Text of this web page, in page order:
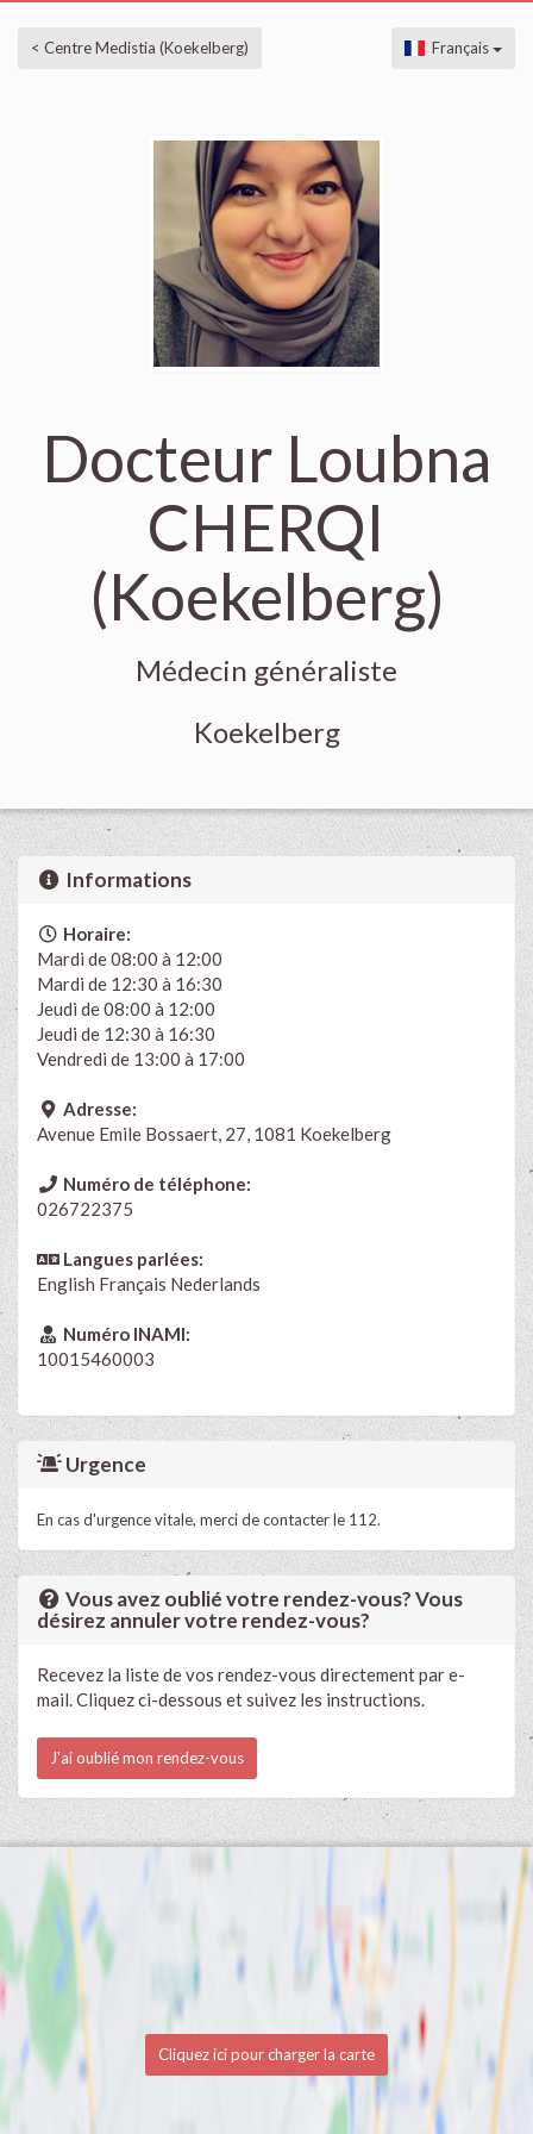
< Centre Medistia (Koekelberg) Français
Docteur Loubna
CHERQI
(Koekelberg)
Médecin généraliste
Koekelberg
Informations
Horaire:
Mardi de 08:00 à 12:00
Mardi de 12:30 à 16:30
Jeudi de 08:00 à 12:00
Jeudi de 12:30 à 16:30
Vendredi de 13:00 à 17:00
Adresse:
Avenue Emile Bossaert, 27, 1081 Koekelberg
Numéro de téléphone:
026722375
Langues parlées:
English Français Nederlands
Numéro INAMI:
10015460003
Urgence
En cas d'urgence vitale, merci de contacter le 112.
Vous avez oublié votre rendez-vous? Vous
désirez annuler votre rendez-vous?
Recevez la liste de vos rendez-vous directement par e-
mail. Cliquez ci-dessous et suivez les instructions.
J'ai oublié mon rendez-vous
Cliquez ici pour charger la carte